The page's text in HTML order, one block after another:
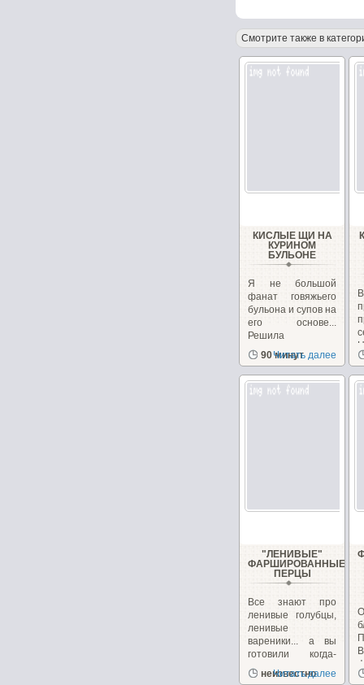
Смотрите также в
КИСЛЫЕ ЩИ НА
КУРИНОМ
БУЛЬОНЕ
Я не большой
фанат говяжьего
бульона и супов на
его основе...
Решила
заменить...
90 минут
Читать далее
"ЛЕНИВЫЕ"
ФАРШИРОВАННЫЕ
ПЕРЦЫ
Все знают про
ленивые голубцы,
ленивые
вареники... а вы
готовили когда-
нибудь...
неизвестно
Читать далее